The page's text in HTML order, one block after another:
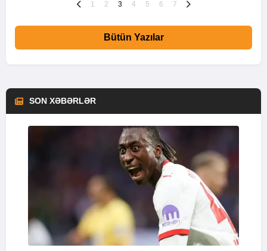
1 2 3 4 5 6 7
Bütün Yazılar
SON XƏBƏRLƏR